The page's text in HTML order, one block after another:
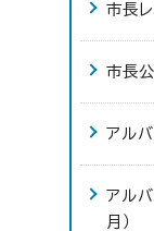
市長
市長
アル
アル
月）